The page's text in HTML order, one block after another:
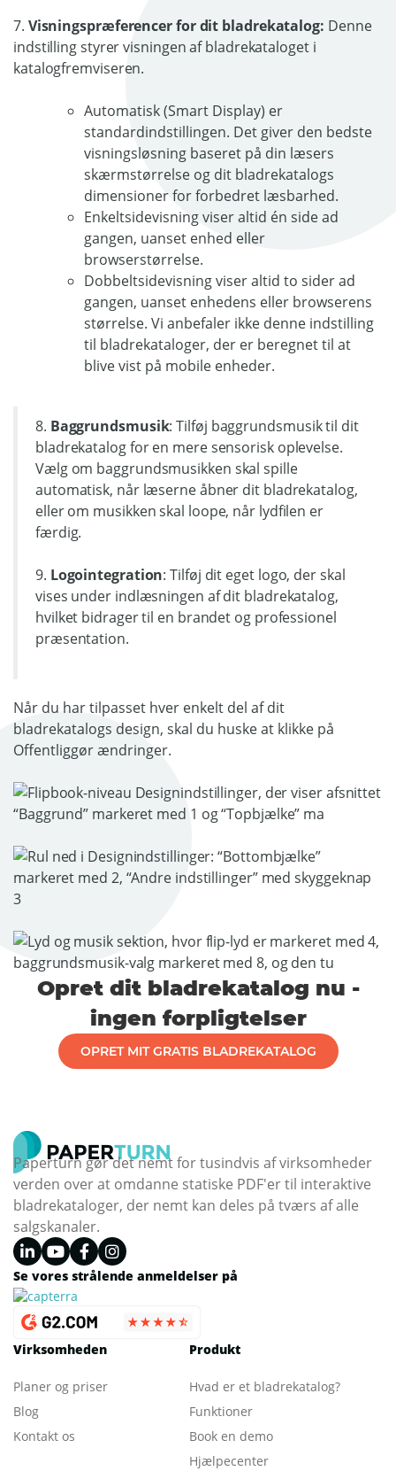
7. Visningspræferencer for dit bladrekatalog: Denne
indstilling styrer visningen af bladrekataloget i
katalogfremviseren.
Automatisk (Smart Display) er
standardindstillingen. Det giver den bedste
visningsløsning baseret på din læsers
skærmstørrelse og dit bladrekatalogs
dimensioner for forbedret læsbarhed.
Enkeltsidevisning viser altid én side ad
gangen, uanset enhed eller
browserstørrelse.
Dobbeltsidevisning viser altid to sider ad
gangen, uanset enhedens eller browserens
størrelse. Vi anbefaler ikke denne indstilling
til bladrekataloger, der er beregnet til at
blive vist på mobile enheder.
8. Baggrundsmusik: Tilføj baggrundsmusik til dit
bladrekatalog for en mere sensorisk oplevelse.
Vælg om baggrundsmusikken skal spille
automatisk, når læserne åbner dit bladrekatalog,
eller om musikken skal loope, når lydfilen er
færdig.
9. Logointegration: Tilføj dit eget logo, der skal
vises under indlæsningen af dit bladrekatalog,
hvilket bidrager til en brandet og professionel
præsentation.
Når du har tilpasset hver enkelt del af dit
bladrekatalogs design, skal du huske at klikke på
Offentliggør ændringer.
Opret dit bladrekatalog nu -
ingen forpligtelser
OPRET MIT GRATIS BLADREKATALOG
Paperturn gør det nemt for tusindvis af virksomheder
verden over at omdanne statiske PDF'er til interaktive
bladrekataloger, der nemt kan deles på tværs af alle
salgskanaler.
Se vores strålende anmeldelser på
Virksomheden
Planer og priser
Blog
Kontakt os
Produkt
Hvad er et bladrekatalog?
Funktioner
Book en demo
Hjælpecenter